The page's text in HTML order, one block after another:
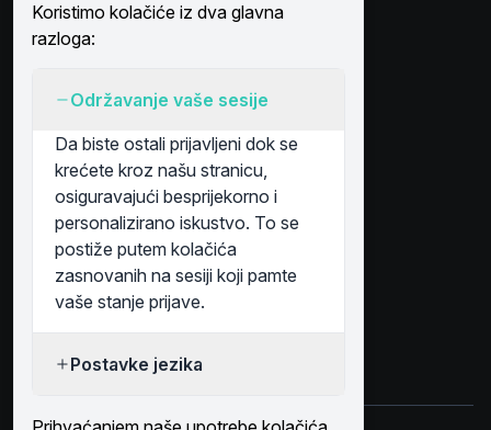
Koristimo kolačiće iz dva glavna
razloga:
Održavanje vaše sesije
Da biste ostali prijavljeni dok se
krećete kroz našu stranicu,
osiguravajući besprijekorno i
personalizirano iskustvo. To se
postiže putem kolačića
zasnovanih na sesiji koji pamte
vaše stanje prijave.
Postavke jezika
Rješenja
Poslovni subjekti
Račun
Registracija
Plaćanje & sigurnost